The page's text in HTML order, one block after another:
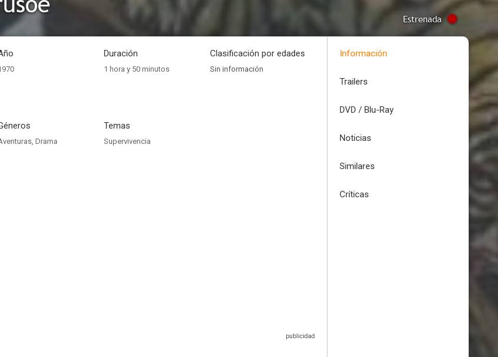
Estrenada
Duración
1 hora y 50 minutos
Clasificación por edades
Sin información
, Drama
Temas
Supervivencia
Información
Trailers
DVD / Blu-Ray
Noticias
Similares
Críticas